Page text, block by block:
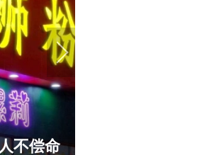
盘点8月扎堆上线的影游：